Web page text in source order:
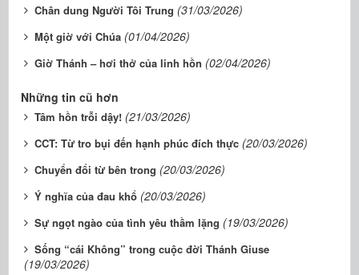
Chân dung Người Tôi Trung (31/03/2026)
Một giờ với Chúa (01/04/2026)
Giờ Thánh – hơi thở của linh hồn (02/04/2026)
Những tin cũ hơn
Tâm hồn trỗi dậy! (21/03/2026)
CCT: Từ tro bụi đến hạnh phúc đích thực (20/03/2026)
Chuyển đổi từ bên trong (20/03/2026)
Ý nghĩa của đau khổ (20/03/2026)
Sự ngọt ngào của tình yêu thầm lặng (19/03/2026)
Sống “cái Không” trong cuộc đời Thánh Giuse
(19/03/2026)